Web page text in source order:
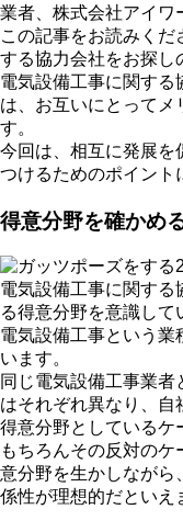
業者、株式会社アイワ
この記事をお読みくだ
する協力会社をお探し
電気設備工事に関する
は、お互いにとって
す。
今回は、相互に発展を
つけるためのポイント
得意分野を確かめ
電気設備工事に関する
る得意分野を意識して
電気設備工事という業
います。
同じ電気設備工事業
はそれぞれ異なり、
得意分野としているケ
もちろんその反対の
意分野を生かしながら
係性が理想的だといえ